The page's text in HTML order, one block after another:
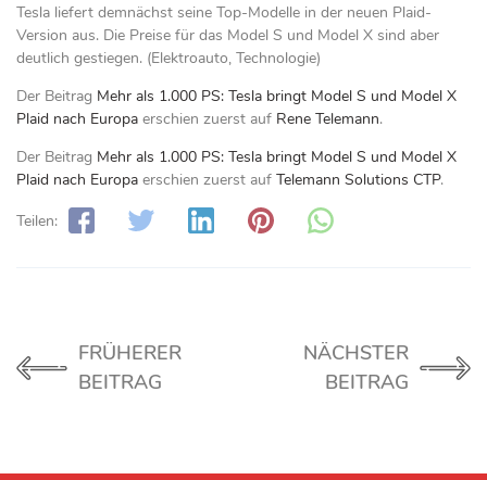
Tesla liefert demnächst seine Top-Modelle in der neuen Plaid-
Version aus. Die Preise für das Model S und Model X sind aber
deutlich gestiegen. (Elektroauto, Technologie)
Der Beitrag Mehr als 1.000 PS: Tesla bringt Model S und Model X
Plaid nach Europa erschien zuerst auf Rene Telemann.
Der Beitrag Mehr als 1.000 PS: Tesla bringt Model S und Model X
Plaid nach Europa erschien zuerst auf Telemann Solutions CTP.
Teilen:
FRÜHERER
BEITRAG
NÄCHSTER
BEITRAG